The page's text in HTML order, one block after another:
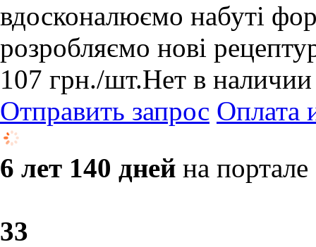
вдосконалюємо набуті
розробляємо нові
107 грн./шт.Нет в наличии
Отправить запрос Оплата
6 лет 140 дней на портале
33